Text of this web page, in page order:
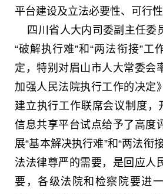
平台建设及立法必要性、可行性
四川省人大内司委副主任委
“破解执行难”和“两法衔接”工
定，特别对眉山市人大常委会
加强人民法院执行工作的决定
建立执行工作联席会议制度，
信息共享平台试点给予了高度
展“基本解决执行难”和“两法衔
法法律尊严的需要，是回应人
要，各级法院和检察院要进